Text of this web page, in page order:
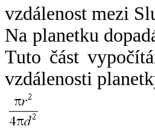
vzdálenost mezi
Na planetku
Tuto část
vzdálenosti